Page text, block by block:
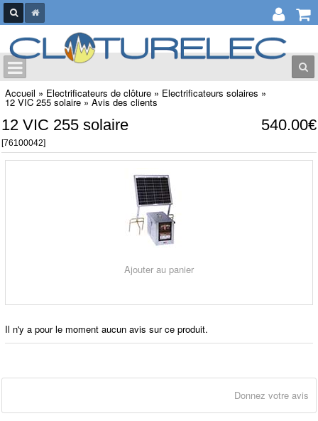
Accueil » Electrificateurs de clôture » Electrificateurs solaires »
12 VIC 255 solaire » Avis des clients
540.00€
12 VIC 255 solaire
[76100042]
Ajouter au panier
Il n'y a pour le moment aucun avis sur ce produit.
Donnez votre avis